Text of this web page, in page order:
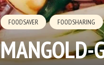
FOODSAVER FOODSHARING
MANGOLD-